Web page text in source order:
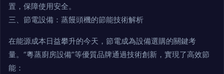
置，保障使用安全。
三、節電設備：蒸饅頭機的節能技術解析
在能源成本日益攀升的今天，節電成為設備選購的關鍵考
量。“粵蒸廚房設備”等優質品牌通過技術創新，實現了高效節
能：